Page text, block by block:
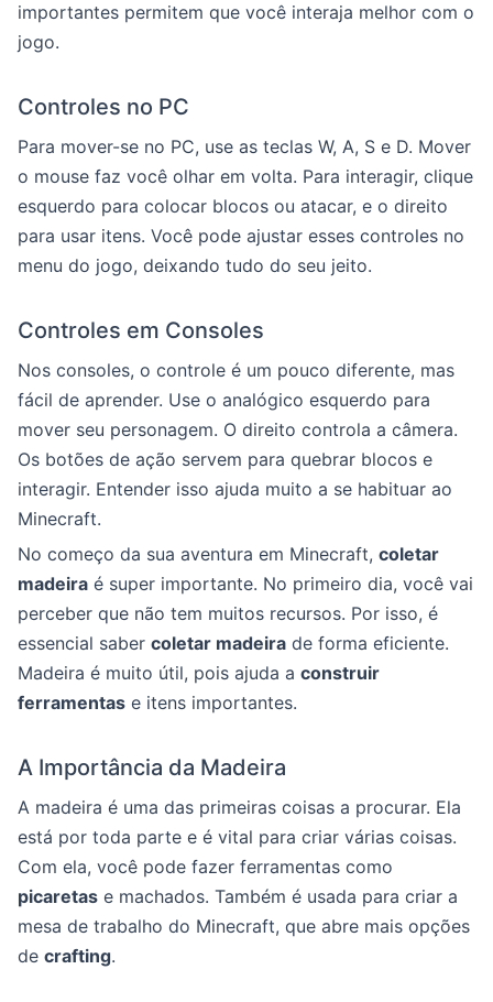
importantes permitem que você interaja melhor com o
jogo.
Controles no PC
Para mover-se no PC, use as teclas W, A, S e D. Mover
o mouse faz você olhar em volta. Para interagir, clique
esquerdo para colocar blocos ou atacar, e o direito
para usar itens. Você pode ajustar esses controles no
menu do jogo, deixando tudo do seu jeito.
Controles em Consoles
Nos consoles, o controle é um pouco diferente, mas
fácil de aprender. Use o analógico esquerdo para
mover seu personagem. O direito controla a câmera.
Os botões de ação servem para quebrar blocos e
interagir. Entender isso ajuda muito a se habituar ao
Minecraft.
No começo da sua aventura em Minecraft, coletar
madeira é super importante. No primeiro dia, você vai
perceber que não tem muitos recursos. Por isso, é
essencial saber coletar madeira de forma eficiente.
Madeira é muito útil, pois ajuda a construir
ferramentas e itens importantes.
A Importância da Madeira
A madeira é uma das primeiras coisas a procurar. Ela
está por toda parte e é vital para criar várias coisas.
Com ela, você pode fazer ferramentas como
picaretas e machados. Também é usada para criar a
mesa de trabalho do Minecraft, que abre mais opções
de crafting.